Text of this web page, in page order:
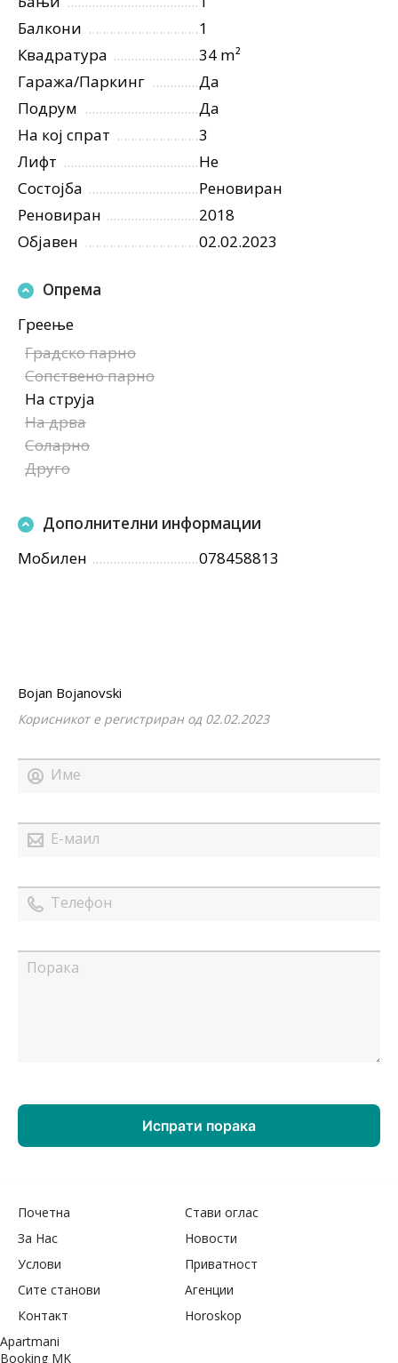
Балкони
1
Квадратура
34 m²
Гаража/Паркинг
Да
Подрум
Да
На кој спрат
3
Лифт
Не
Состојба
Реновиран
Реновиран
2018
Објавен
02.02.2023
Опрема
Греење
Градско парно
Сопствено парно
На струја
На дрва
Соларно
Друго
Дополнителни информации
Мобилен
078458813
Bojan Bojanovski
Корисникот е регистриран од 02.02.2023
Почетна
Стави оглас
За Нас
Новости
Услови
Приватност
Сите станови
Агенции
Контакт
Horoskop
Apartmani
Booking MK